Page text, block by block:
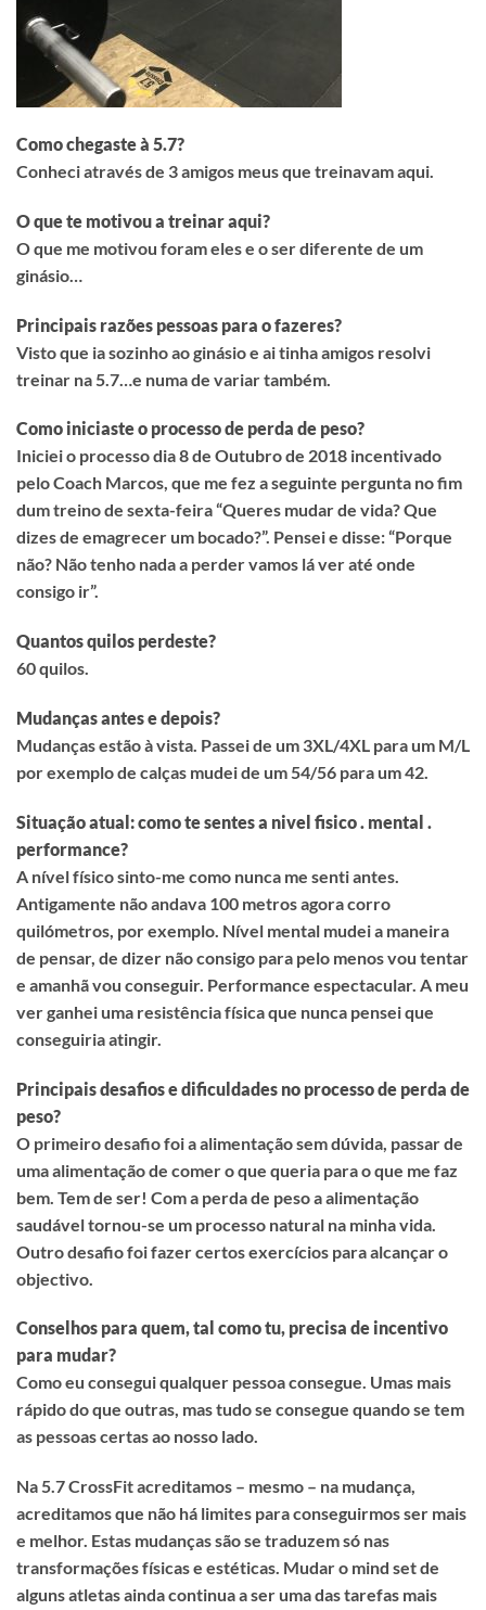
Como chegaste à 5.7?
Conheci através de 3 amigos meus que treinavam aqui.
O que te motivou a treinar aqui?
O que me motivou foram eles e o ser diferente de um
ginásio…
Principais razões pessoas para o fazeres?
Visto que ia sozinho ao ginásio e ai tinha amigos resolvi
treinar na 5.7…e numa de variar também.
Como iniciaste o processo de perda de peso?
Iniciei o processo dia 8 de Outubro de 2018 incentivado
pelo Coach Marcos, que me fez a seguinte pergunta no fim
dum treino de sexta-feira “Queres mudar de vida? Que
dizes de emagrecer um bocado?”. Pensei e disse: “Porque
não? Não tenho nada a perder vamos lá ver até onde
consigo ir”.
Quantos quilos perdeste?
60 quilos.
Mudanças antes e depois?
Mudanças estão à vista. Passei de um 3XL/4XL para um M/L
por exemplo de calças mudei de um 54/56 para um 42.
Situação atual: como te sentes a nivel fisico . mental .
performance?
A nível físico sinto-me como nunca me senti antes.
Antigamente não andava 100 metros agora corro
quilómetros, por exemplo. Nível mental mudei a maneira
de pensar, de dizer não consigo para pelo menos vou tentar
e amanhã vou conseguir. Performance espectacular. A meu
ver ganhei uma resistência física que nunca pensei que
conseguiria atingir.
Principais desafios e dificuldades no processo de perda de
peso?
O primeiro desafio foi a alimentação sem dúvida, passar de
uma alimentação de comer o que queria para o que me faz
bem. Tem de ser! Com a perda de peso a alimentação
saudável tornou-se um processo natural na minha vida.
Outro desafio foi fazer certos exercícios para alcançar o
objectivo.
Conselhos para quem, tal como tu, precisa de incentivo
para mudar?
Como eu consegui qualquer pessoa consegue. Umas mais
rápido do que outras, mas tudo se consegue quando se tem
as pessoas certas ao nosso lado.
Na 5.7 CrossFit acreditamos – mesmo – na mudança,
acreditamos que não há limites para conseguirmos ser mais
e melhor. Estas mudanças são se traduzem só nas
transformações físicas e estéticas. Mudar o mind set de
alguns atletas ainda continua a ser uma das tarefas mais